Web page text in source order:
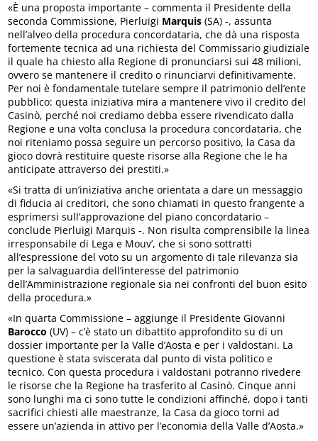
«È una proposta importante – commenta il Presidente della
seconda Commissione, Pierluigi Marquis (SA) -, assunta
nell’alveo della procedura concordataria, che dà una risposta
fortemente tecnica ad una richiesta del Commissario giudiziale
il quale ha chiesto alla Regione di pronunciarsi sui 48 milioni,
ovvero se mantenere il credito o rinunciarvi definitivamente.
Per noi è fondamentale tutelare sempre il patrimonio dell’ente
pubblico: questa iniziativa mira a mantenere vivo il credito del
Casinò, perché noi crediamo debba essere rivendicato dalla
Regione e una volta conclusa la procedura concordataria, che
noi riteniamo possa seguire un percorso positivo, la Casa da
gioco dovrà restituire queste risorse alla Regione che le ha
anticipate attraverso dei prestiti.»
«Si tratta di un’iniziativa anche orientata a dare un messaggio
di fiducia ai creditori, che sono chiamati in questo frangente a
esprimersi sull’approvazione del piano concordatario –
conclude Pierluigi Marquis -. Non risulta comprensibile la linea
irresponsabile di Lega e Mouv’, che si sono sottratti
all’espressione del voto su un argomento di tale rilevanza sia
per la salvaguardia dell’interesse del patrimonio
dell’Amministrazione regionale sia nei confronti del buon esito
della procedura.»
«In quarta Commissione – aggiunge il Presidente Giovanni
Barocco (UV) – c’è stato un dibattito approfondito su di un
dossier importante per la Valle d’Aosta e per i valdostani. La
questione è stata sviscerata dal punto di vista politico e
tecnico. Con questa procedura i valdostani potranno rivedere
le risorse che la Regione ha trasferito al Casinò. Cinque anni
sono lunghi ma ci sono tutte le condizioni affinché, dopo i tanti
sacrifici chiesti alle maestranze, la Casa da gioco torni ad
essere un’azienda in attivo per l’economia della Valle d’Aosta.»